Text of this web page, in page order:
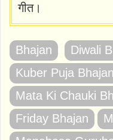
गीत।
Bhajan Diwali
Kuber Puja Bhajan
Mata Ki Chauki
Friday Bhajan